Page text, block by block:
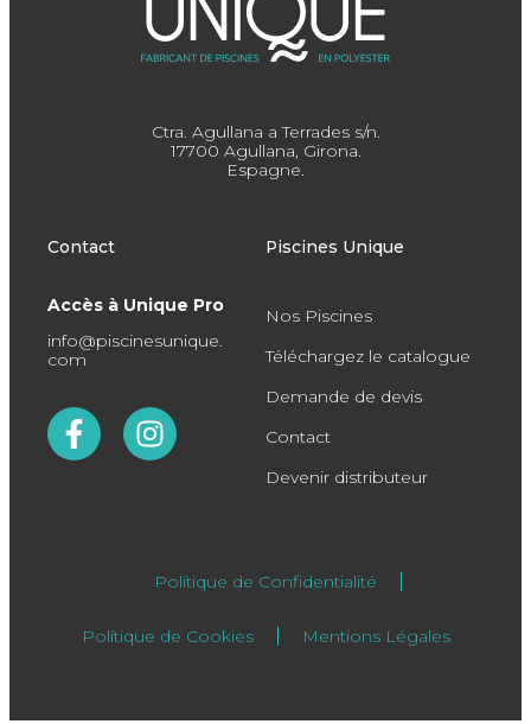
Ctra. Agullana a Terrades s/n.
17700 Agullana, Girona.
Espagne.
Contact
Accès à Unique Pro
info@piscinesunique.
com
Piscines Unique
Nos Piscines
Téléchargez le catalogue
Demande de devis
Contact
Devenir distributeur
Polítique de Confidentialité
Polítique de Cookies Mentions Légales